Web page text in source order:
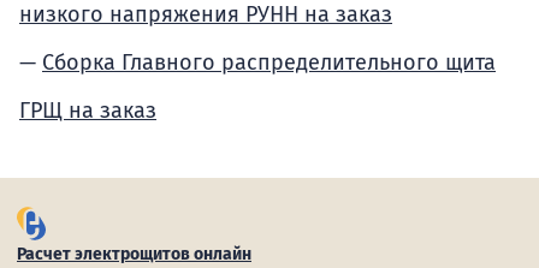
низкого напряжения РУНН на заказ
Сборка Главного распределительного щита
ГРЩ на заказ
Расчет электрощитов онлайн